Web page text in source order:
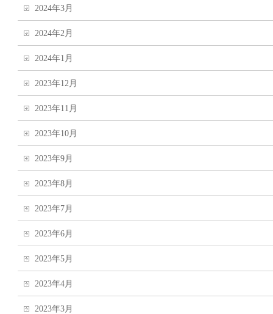
2024年3月
2024年2月
2024年1月
2023年12月
2023年11月
2023年10月
2023年9月
2023年8月
2023年7月
2023年6月
2023年5月
2023年4月
2023年3月